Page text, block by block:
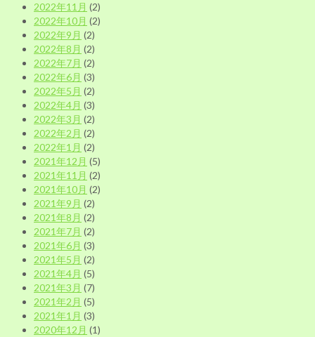
2022年11月 (2)
2022年10月 (2)
2022年9月 (2)
2022年8月 (2)
2022年7月 (2)
2022年6月 (3)
2022年5月 (2)
2022年4月 (3)
2022年3月 (2)
2022年2月 (2)
2022年1月 (2)
2021年12月 (5)
2021年11月 (2)
2021年10月 (2)
2021年9月 (2)
2021年8月 (2)
2021年7月 (2)
2021年6月 (3)
2021年5月 (2)
2021年4月 (5)
2021年3月 (7)
2021年2月 (5)
2021年1月 (3)
2020年12月 (1)